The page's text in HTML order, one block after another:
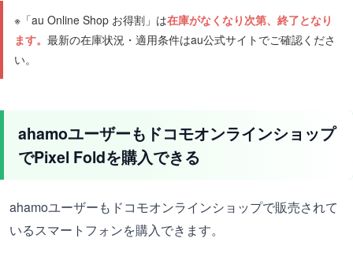
※「au Online Shop お得割」は在庫がなくなり次第、終了となり
ます。 最新の在庫状況・適用条件はau公式サイトでご確認くださ
い。
ahamoユーザーもドコモオンラインショップ
でPixel Foldを購入できる
ahamoユーザーもドコモオンラインショップで販売されて
いるスマートフォンを購入できます。